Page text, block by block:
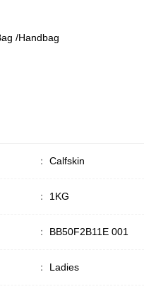
/Handbag
： Calfskin
： 1KG
： BB50F2B11E 001
： Ladies